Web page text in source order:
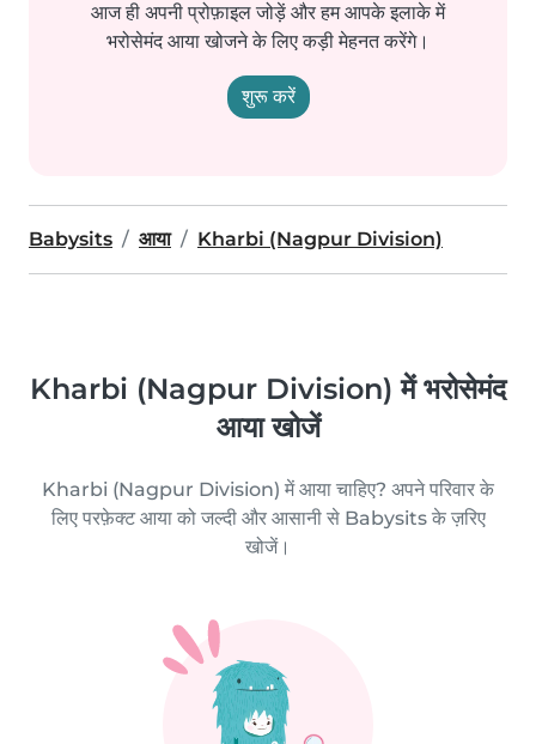
आज ही अपनी प्रोफ़ाइल जोड़ें और हम आपके इलाके में
भरोसेमंद आया खोजने के लिए कड़ी मेहनत करेंगे।
शुरू करें
Babysits आया Kharbi (Nagpur Division)
Kharbi (Nagpur Division) में भरोसेमंद
आया खोजें
Kharbi (Nagpur Division) में आया चाहिए? अपने परिवार के
लिए परफ़ेक्ट आया को जल्दी और आसानी से Babysits के ज़रिए
खोजें।